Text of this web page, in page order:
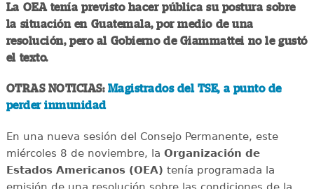
La OEA tenía previsto hacer pública su postura sobre
la situación en Guatemala, por medio de una
resolución, pero al Gobierno de Giammattei no le gustó
el texto.
OTRAS NOTICIAS: Magistrados del TSE, a punto de
perder inmunidad
En una nueva sesión del Consejo Permanente, este
miércoles 8 de noviembre, la Organización de
Estados Americanos (OEA) tenía programada la